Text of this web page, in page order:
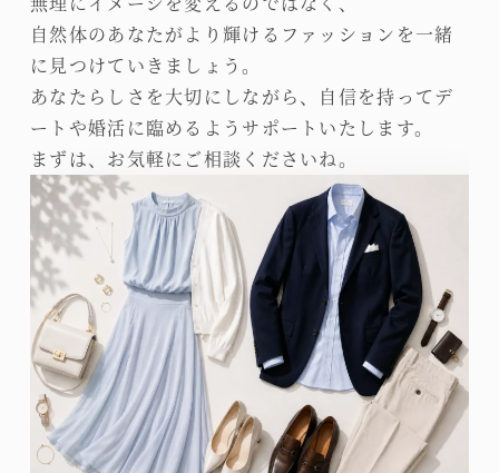
自然体のあなたがより輝けるファッションを一緒
に見つけていきましょう。
あなたらしさを大切にしながら、自信を持ってデ
ートや婚活に臨めるようサポートいたします。
まずは、お気軽にご相談くださいね。